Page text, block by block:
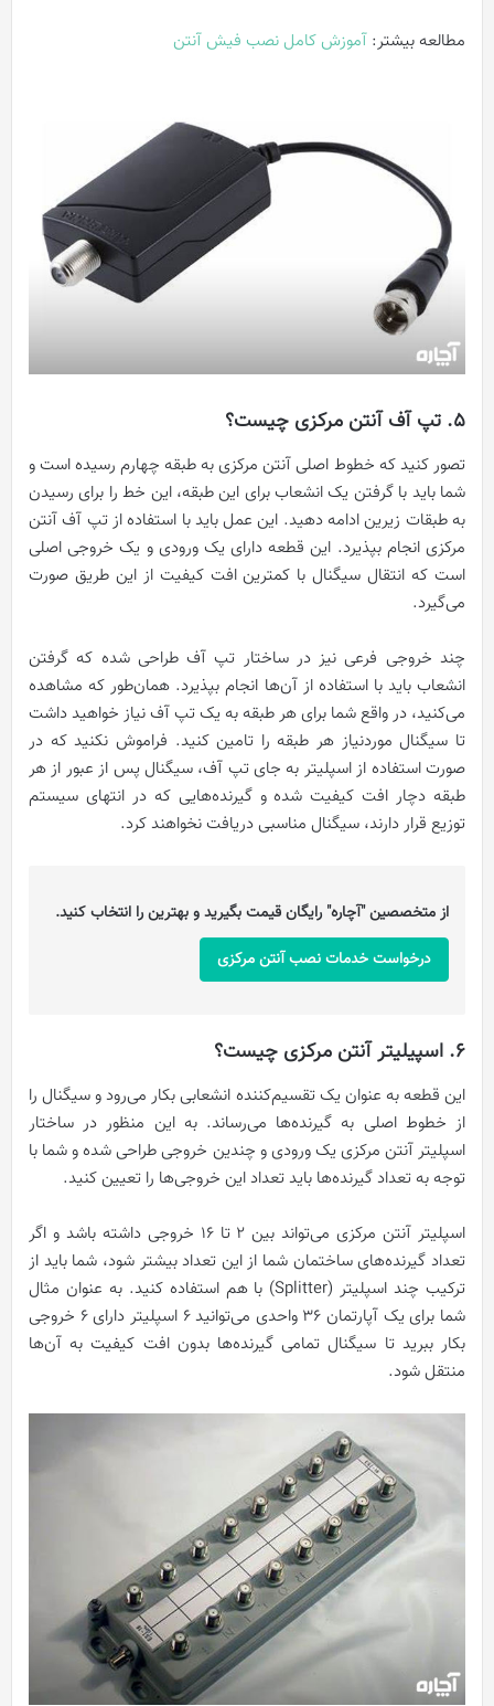
مطالعه بیشتر: آموزش کامل نصب فیش آنتن
5. تپ آف آنتن مرکزی چیست؟
تصور کنید که خطوط اصلی آنتن مرکزی به طبقه چهارم رسیده است و
شما باید با گرفتن یک انشعاب برای این طبقه، این خط را برای رسیدن
به طبقات زیرین ادامه دهید. این عمل باید با استفاده از تپ آف آنتن
مرکزی انجام بپذیرد. این قطعه دارای یک ورودی و یک خروجی اصلی
است که انتقال سیگنال با کمترین افت کیفیت از این طریق صورت
می‌گیرد.
چند خروجی فرعی نیز در ساختار تپ آف طراحی شده که گرفتن
انشعاب باید با استفاده از آن‌ها انجام بپذیرد. همان‌طور که مشاهده
می‌کنید، در واقع شما برای هر طبقه به یک تپ آف نیاز خواهید داشت
تا سیگنال موردنیاز هر طبقه را تامین کنید. فراموش نکنید که در
صورت استفاده از اسپلیتر به جای تپ آف، سیگنال پس از عبور از هر
طبقه دچار افت کیفیت شده و گیرنده‌هایی که در انتهای سیستم
توزیع قرار دارند، سیگنال مناسبی دریافت نخواهند کرد.
از متخصصین "آچاره" رایگان قیمت بگیرید و بهترین را انتخاب کنید.
درخواست خدمات نصب آنتن مرکزی
6. اسپیلیتر آنتن مرکزی چیست؟
این قطعه به عنوان یک تقسیم‌کننده انشعابی بکار می‌رود و سیگنال را
از خطوط اصلی به گیرنده‌ها می‌رساند. به این منظور در ساختار
اسپلیتر آنتن مرکزی یک ورودی و چندین خروجی طراحی شده و شما با
توجه به تعداد گیرنده‌ها باید تعداد این خروجی‌ها را تعیین کنید.
اسپلیتر آنتن مرکزی می‌تواند بین 2 تا 16 خروجی داشته باشد و اگر
تعداد گیرنده‌های ساختمان شما از این تعداد بیشتر شود، شما باید از
ترکیب چند اسپلیتر (Splitter) با هم استفاده کنید. به عنوان مثال
شما برای یک آپارتمان 36 واحدی می‌توانید 6 اسپلیتر دارای 6 خروجی
بکار ببرید تا سیگنال تمامی گیرنده‌ها بدون افت کیفیت به آن‌ها
منتقل شود.